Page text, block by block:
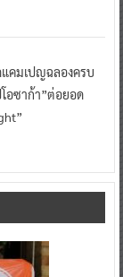
แคมเปญฉลองครบ
อซาก้า”ต่อยอด